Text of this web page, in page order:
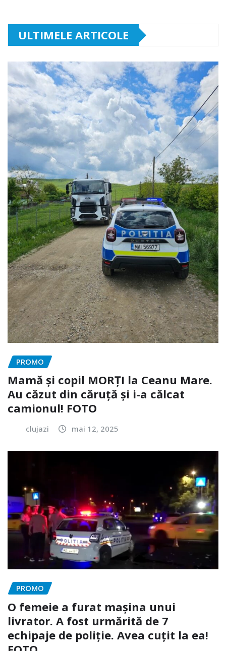
ULTIMELE ARTICOLE
PROMO
Mamă și copil MORȚI la Ceanu Mare.
Au căzut din căruță și i-a călcat
camionul! FOTO
clujazi mai 12, 2025
PROMO
O femeie a furat mașina unui
livrator. A fost urmărită de 7
echipaje de poliție. Avea cuțit la ea!